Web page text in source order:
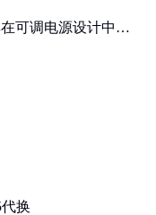
可调电源设计中的
换